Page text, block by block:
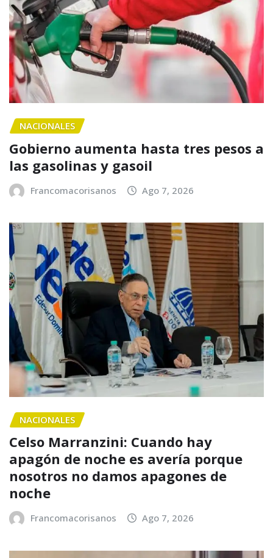
NACIONALES
Gobierno aumenta hasta tres pesos a
las gasolinas y gasoil
Francomacorisanos Ago 7, 2026
NACIONALES
Celso Marranzini: Cuando hay
apagón de noche es avería porque
nosotros no damos apagones de
noche
Francomacorisanos Ago 7, 2026